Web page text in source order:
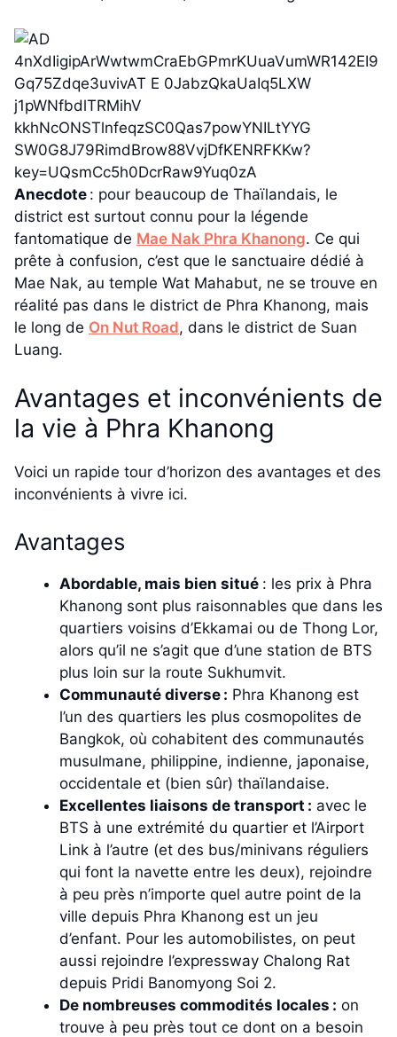
Anecdote : pour beaucoup de Thaïlandais, le
district est surtout connu pour la légende
fantomatique de Mae Nak Phra Khanong. Ce qui
prête à confusion, c’est que le sanctuaire dédié à
Mae Nak, au temple Wat Mahabut, ne se trouve en
réalité pas dans le district de Phra Khanong, mais
le long de On Nut Road, dans le district de Suan
Luang.
Avantages et inconvénients de
la vie à Phra Khanong
Voici un rapide tour d’horizon des avantages et des
inconvénients à vivre ici.
Avantages
Abordable, mais bien situé : les prix à Phra
Khanong sont plus raisonnables que dans les
quartiers voisins d’Ekkamai ou de Thong Lor,
alors qu’il ne s’agit que d’une station de BTS
plus loin sur la route Sukhumvit.
Communauté diverse : Phra Khanong est
l’un des quartiers les plus cosmopolites de
Bangkok, où cohabitent des communautés
musulmane, philippine, indienne, japonaise,
occidentale et (bien sûr) thaïlandaise.
Excellentes liaisons de transport : avec le
BTS à une extrémité du quartier et l’Airport
Link à l’autre (et des bus/minivans réguliers
qui font la navette entre les deux), rejoindre
à peu près n’importe quel autre point de la
ville depuis Phra Khanong est un jeu
d’enfant. Pour les automobilistes, on peut
aussi rejoindre l’expressway Chalong Rat
depuis Pridi Banomyong Soi 2.
De nombreuses commodités locales : on
trouve à peu près tout ce dont on a besoin